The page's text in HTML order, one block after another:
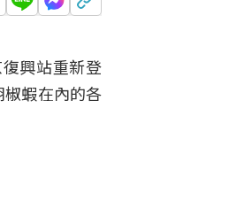
興站重新登
蝦在內的各